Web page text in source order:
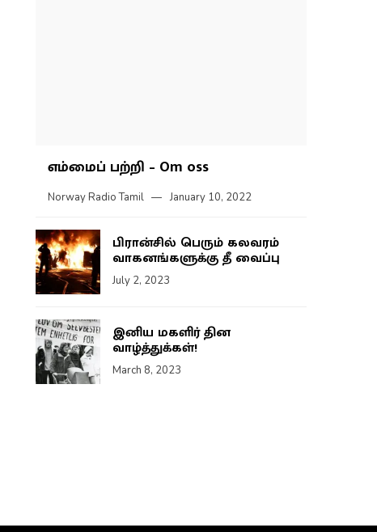
எம்மைப் பற்றி – Om oss
Norway Radio Tamil January 10, 2022
பிரான்சில் பெரும் கலவரம்
வாகனங்களுக்கு தீ வைப்பு
July 2, 2023
இனிய மகளிர் தின
வாழ்த்துக்கள்!
March 8, 2023